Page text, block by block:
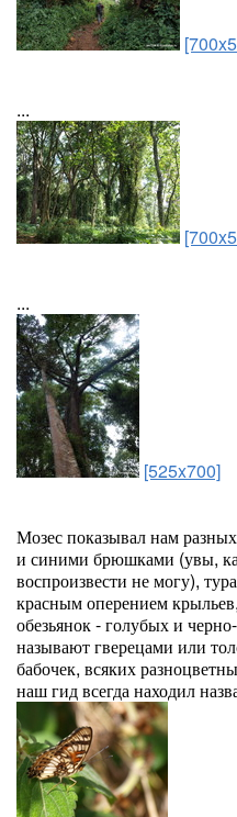
...
...
[525x700]
Мозес показывал нам
и синими брюшками (увы,
воспроизвести не могу),
красным оперением
обезьянок - голубых и
называют гверецами или
бабочек, всяких
наш гид всегда находил